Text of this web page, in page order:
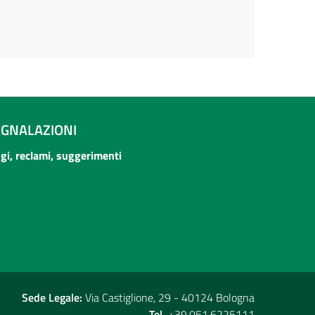
reclami, suggerimenti
Sede Legale: Via Castiglione, 29 - 40124 Bologna